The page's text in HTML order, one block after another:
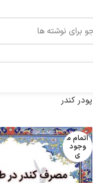
پودر کندر
اتمام م
وجود
ی